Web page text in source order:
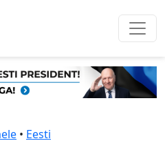
• Eesti